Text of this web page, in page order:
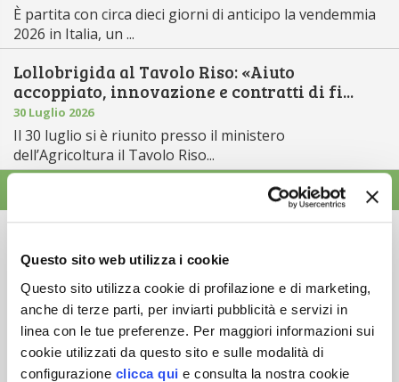
Questo sito web utilizza i cookie
Questo sito utilizza cookie di profilazione e di marketing,
anche di terze parti, per inviarti pubblicità e servizi in
linea con le tue preferenze. Per maggiori informazioni sui
cookie utilizzati da questo sito e sulle modalità di
configurazione clicca qui e consulta la nostra cookie
È partita con circa dieci giorni di anticipo la vendemmia
2026 in Italia, un ...
Lollobrigida al Tavolo Riso: «Aiuto
accoppiato, innovazione e contratti di fi...
30 Luglio 2026
Il 30 luglio si è riunito presso il ministero
dell’Agricoltura il Tavolo Riso...
Newsletter
Scopri un servizio d'informazione di alta qualità. Tagliato sulle tue
esigenze.